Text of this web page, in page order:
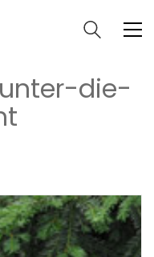
unter-die-